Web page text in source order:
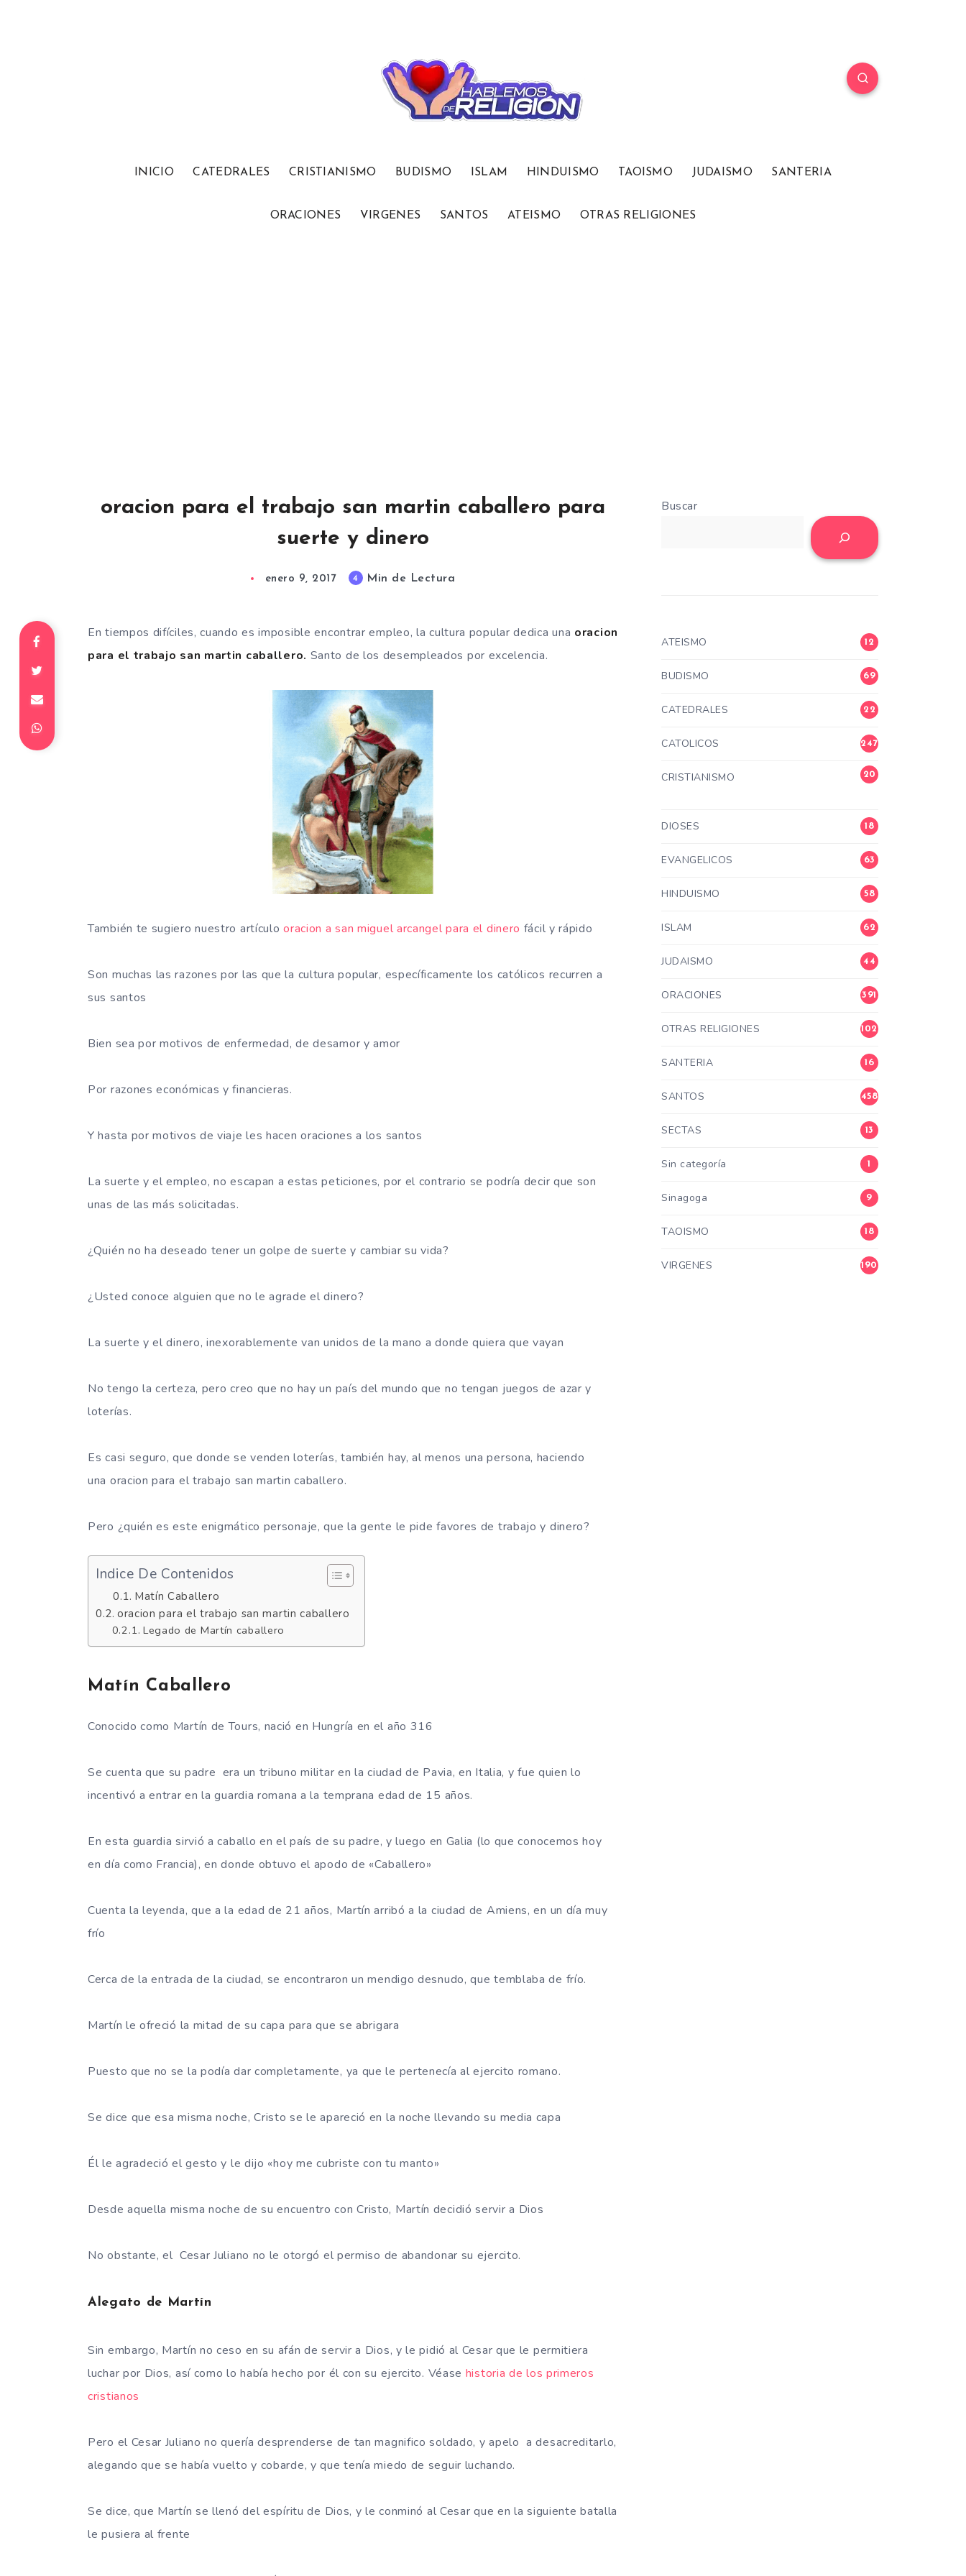
INICIO CATEDRALES CRISTIANISMO BUDISMO ISLAM HINDUISMO TAOISMO JUDAISMO SANTERIA
ORACIONES VIRGENES SANTOS ATEISMO OTRAS RELIGIONES
oracion para el trabajo san martin caballero para
suerte y dinero
enero 9, 2017 4 Min de Lectura
En tiempos difíciles, cuando es imposible encontrar empleo, la cultura popular dedica una oracion
para el trabajo san martin caballero. Santo de los desempleados por excelencia.
También te sugiero nuestro artículooracion a san miguel arcangel para el dinero fácil y rápido
Son muchas las razones por las que la cultura popular, específicamente los católicos recurren a
sus santos
Bien sea por motivos de enfermedad, de desamor y amor
Por razones económicas y financieras.
Y hasta por motivos de viaje les hacen oraciones a los santos
La suerte y el empleo, no escapan a estas peticiones, por el contrario se podría decir que son
unas de las más solicitadas.
¿Quién no ha deseado tener un golpe de suerte y cambiar su vida?
¿Usted conoce alguien que no le agrade el dinero?
La suerte y el dinero, inexorablemente van unidos de la mano a donde quiera que vayan
No tengo la certeza, pero creo que no hay un país del mundo que no tengan juegos de azar y
loterías.
Es casi seguro, que donde se venden loterías, también hay, al menos una persona, haciendo
una oracion para el trabajo san martin caballero.
Pero ¿quién es este enigmático personaje, que la gente le pide favores de trabajo y dinero?
Indice De Contenidos
Matín Caballero
oracion para el trabajo san martin caballero
Legado de Martín caballero
Matín Caballero
Conocido como Martín de Tours, nació en Hungría en el año 316
Se cuenta que su padre era un tribuno militar en la ciudad de Pavia, en Italia, y fue quien lo
incentivó a entrar en la guardia romana a la temprana edad de 15 años.
En esta guardia sirvió a caballo en el país de su padre, y luego en Galia (lo que conocemos hoy
en día como Francia), en donde obtuvo el apodo de «Caballero»
Cuenta la leyenda, que a la edad de 21 años, Martín arribó a la ciudad de Amiens, en un día muy
frío
Cerca de la entrada de la ciudad, se encontraron un mendigo desnudo, que temblaba de frío.
Martín le ofreció la mitad de su capa para que se abrigara
Puesto que no se la podía dar completamente, ya que le pertenecía al ejercito romano.
Se dice que esa misma noche, Cristo se le apareció en la noche llevando su media capa
Él le agradeció el gesto y le dijo «hoy me cubriste con tu manto»
Desde aquella misma noche de su encuentro con Cristo, Martín decidió servir a Dios
No obstante, el Cesar Juliano no le otorgó el permiso de abandonar su ejercito.
Alegato de Martín
Sin embargo, Martín no ceso en su afán de servir a Dios, y le pidió al Cesar que le permitiera
luchar por Dios, así como lo había hecho por él con su ejercito. Véase historia de los primeros
cristianos
Pero el Cesar Juliano no quería desprenderse de tan magnifico soldado, y apelo a desacreditarlo,
alegando que se había vuelto y cobarde, y que tenía miedo de seguir luchando.
Se dice, que Martín se llenó del espíritu de Dios, y le conminó al Cesar que en la siguiente batalla
le pusiera al frente
Buscar
ATEISMO 12
BUDISMO 69
CATEDRALES 22
CATOLICOS 247
CRISTIANISMO
20
DIOSES 18
EVANGELICOS 63
HINDUISMO 58
ISLAM 62
JUDAISMO 44
ORACIONES 391
OTRAS RELIGIONES 102
SANTERIA 16
SANTOS 458
SECTAS 13
Sin categoría 1
Sinagoga 9
TAOISMO 18
VIRGENES 190